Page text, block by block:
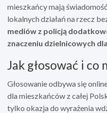
mieszkańcy mają
lokalnych działań na rzecz
mediów z policją
znaczeniu dzielnicowych
Jak głosować i co
Głosowanie odbywa się
dla mieszkańców z całej
tylko okazja do wyrażenia